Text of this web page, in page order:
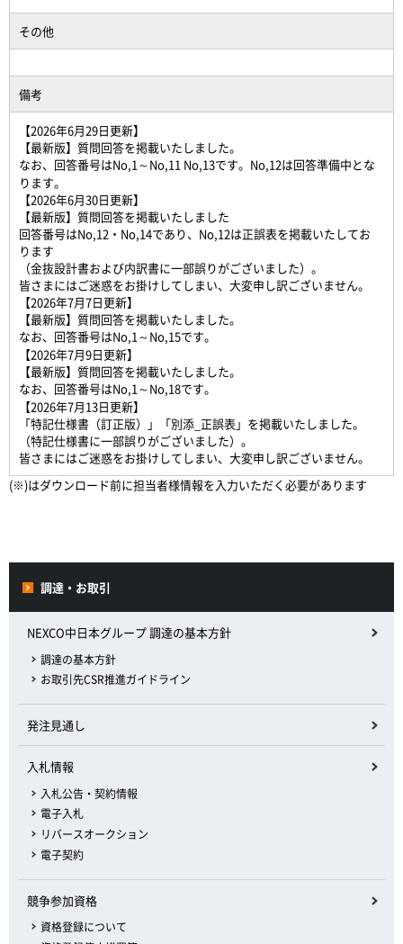
その他
備考
【2026年6月29日更新】
【最新版】質問回答を掲載いたしました。
なお、回答番号はNo,1～No,11 No,13です。No,12は回答準備中とな
ります。
【2026年6月30日更新】
【最新版】質問回答を掲載いたしました
回答番号はNo,12・No,14であり、No,12は正誤表を掲載いたしてお
ります
（金抜設計書および内訳書に一部誤りがございました）。
皆さまにはご迷惑をお掛けしてしまい、大変申し訳ございません。
【2026年7月7日更新】
【最新版】質問回答を掲載いたしました。
なお、回答番号はNo,1～No,15です。
【2026年7月9日更新】
【最新版】質問回答を掲載いたしました。
なお、回答番号はNo,1～No,18です。
【2026年7月13日更新】
「特記仕様書（訂正版）」「別添_正誤表」を掲載いたしました。
（特記仕様書に一部誤りがございました）。
皆さまにはご迷惑をお掛けしてしまい、大変申し訳ございません。
(※)はダウンロード前に担当者様情報を入力いただく必要があります
調達・お取引
NEXCO中日本グループ 調達の基本方針
調達の基本方針
お取引先CSR推進ガイドライン
発注見通し
入札情報
入札公告・契約情報
電子入札
リバースオークション
電子契約
競争参加資格
資格登録について